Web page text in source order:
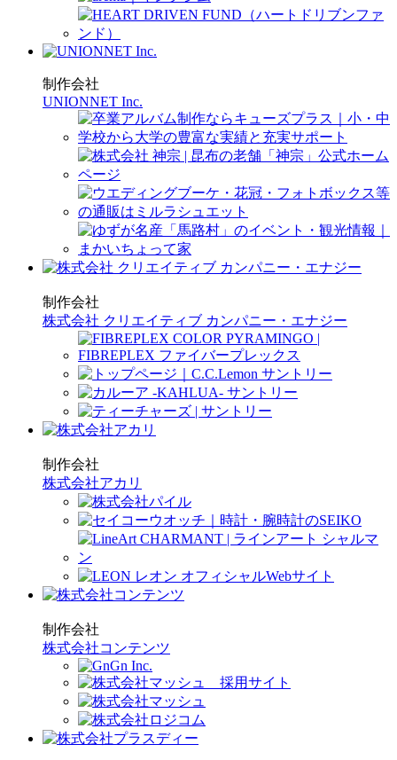
制作会社
UNIONNET Inc.
制作会社
株式会社 クリエイティブ カンパニー・エナジー
制作会社
株式会社アカリ
制作会社
株式会社コンテンツ